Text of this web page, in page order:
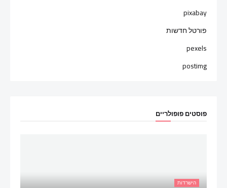
pixabay
פורטל חדשות
pexels
postimg
פוסטים פופולריים
הישרדות